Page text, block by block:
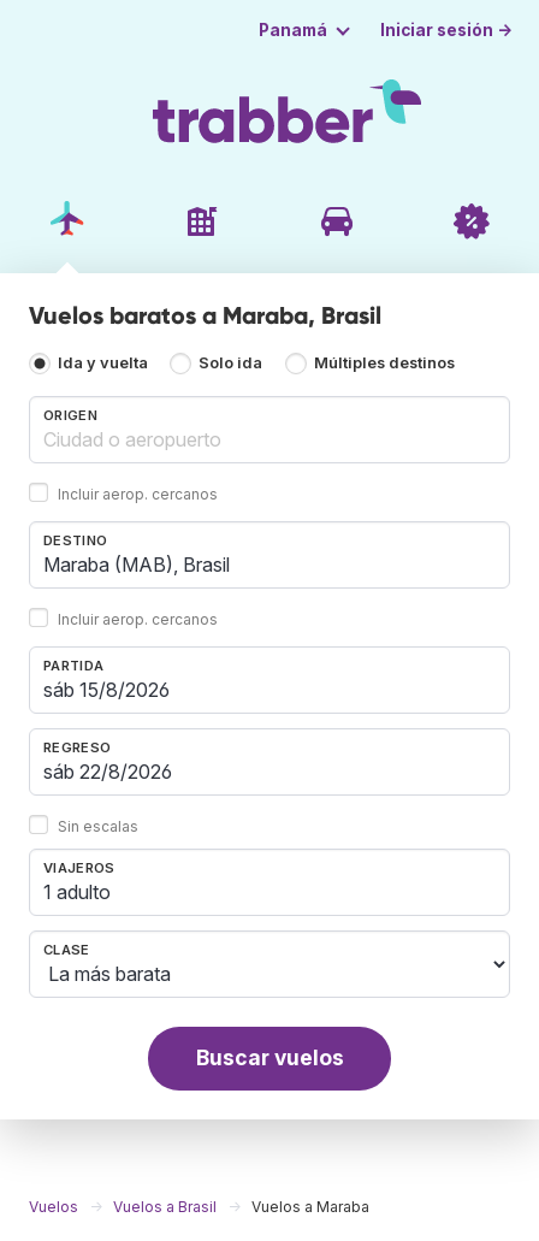
Panamá Iniciar sesión →
Vuelos baratos a Maraba, Brasil
Ida y vuelta Solo ida Múltiples destinos
ORIGEN
Incluir aerop. cercanos
DESTINO
Incluir aerop. cercanos
PARTIDA
REGRESO
Sin escalas
VIAJEROS
1 adulto
CLASE
Buscar vuelos
Vuelos Vuelos a Brasil Vuelos a Maraba